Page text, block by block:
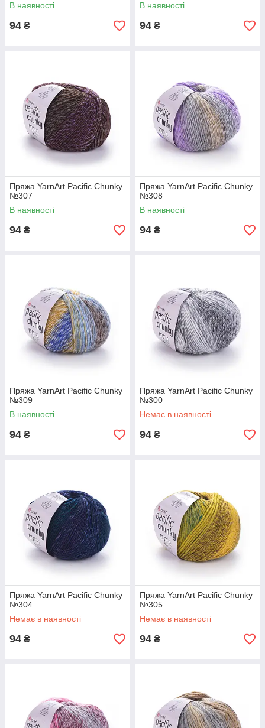
В наявності
94 ₴
В наявності
94 ₴
Пряжа YarnArt Pacific Chunky
№307
В наявності
94 ₴
Пряжа YarnArt Pacific Chunky
№308
В наявності
94 ₴
Пряжа YarnArt Pacific Chunky
№309
В наявності
94 ₴
Пряжа YarnArt Pacific Chunky
№300
Немає в наявності
94 ₴
Пряжа YarnArt Pacific Chunky
№304
Немає в наявності
94 ₴
Пряжа YarnArt Pacific Chunky
№305
Немає в наявності
94 ₴